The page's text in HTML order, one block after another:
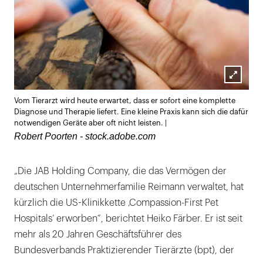
öffnen
Vom Tierarzt wird heute erwartet, dass er sofort eine komplette
Diagnose und Therapie liefert. Eine kleine Praxis kann sich die dafür
notwendigen Geräte aber oft nicht leisten. |
Robert Poorten - stock.adobe.com
„Die JAB Holding Company, die das Vermögen der
deutschen Unternehmerfamilie Reimann verwaltet, hat
kürzlich die US-Klinikkette ‚Compassion-First Pet
Hospitals‘ erworben“, berichtet Heiko Färber. Er ist seit
mehr als 20 Jahren Geschäftsführer des
Bundesverbands Praktizierender Tierärzte (bpt), der